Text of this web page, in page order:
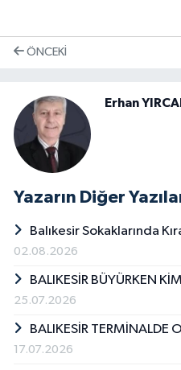
ÖNCEKI
Erhan
Yazarın Diğer
Balıkesir Sokaklarında
02.08.2026
BALIKESİR BÜYÜRKEN
25.07.2026
BALIKESİR TERMİNALDE
17.07.2026